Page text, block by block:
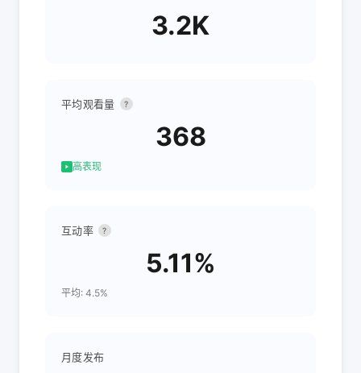
3.2K
平均观看量 ?
368
高表现
互动率 ?
5.11%
平均: 4.5%
月度发布